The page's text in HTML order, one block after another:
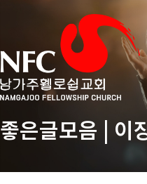
좋은글모음 | 이